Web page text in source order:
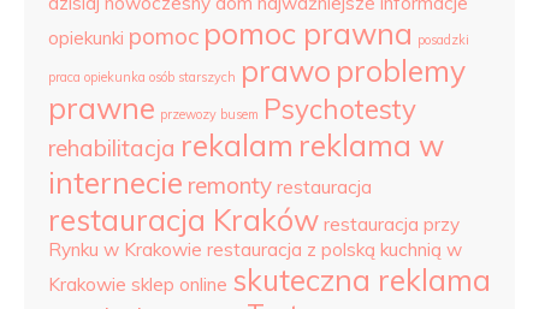
opiekunki pomoc pomoc prawna posadzki
praca opiekunka osób starszych prawo problemy
prawne przewozy busem Psychotesty
rehabilitacja rekalam reklama w
internecie remonty restauracja
restauracja Kraków restauracja przy
Rynku w Krakowie restauracja z polską kuchnią w
Krakowie sklep online skuteczna reklama